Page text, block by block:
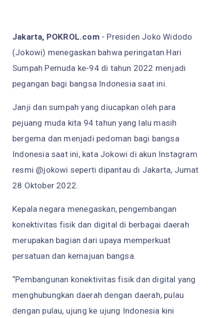
Jakarta, POKROL.com - Presiden Joko Widodo
(Jokowi) menegaskan bahwa peringatan Hari
Sumpah Pemuda ke-94 di tahun 2022 menjadi
pegangan bagi bangsa Indonesia saat ini.
Janji dan sumpah yang diucapkan oleh para
pejuang muda kita 94 tahun yang lalu masih
bergema dan menjadi pedoman bagi bangsa
Indonesia saat ini, kata Jokowi di akun Instagram
resmi @jokowi seperti dipantau di Jakarta, Jumat
28 Oktober 2022.
Kepala negara menegaskan, pengembangan
konektivitas fisik dan digital di berbagai daerah
merupakan bagian dari upaya memperkuat
persatuan dan kemajuan bangsa.
“Pembangunan konektivitas fisik dan digital yang
menghubungkan daerah dengan daerah, pulau
dengan pulau, ujung ke ujung Indonesia kini